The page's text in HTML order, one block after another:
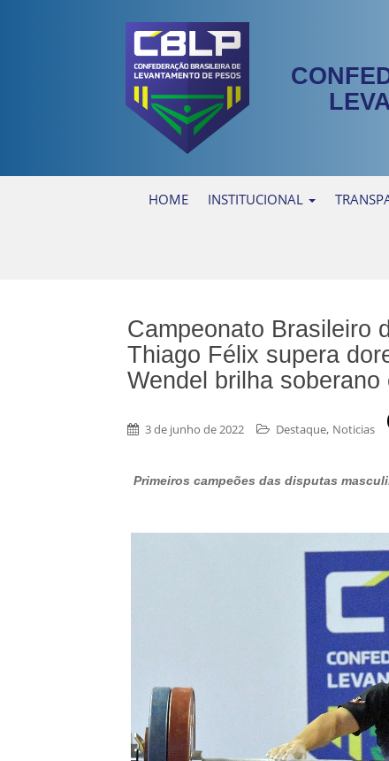
HOME INSTITUCIONAL
Campeonato Brasileiro
Thiago Félix supera
Wendel brilha
3 de junho de 2022 Destaque, Noticias
Primeiros campeões das disputas